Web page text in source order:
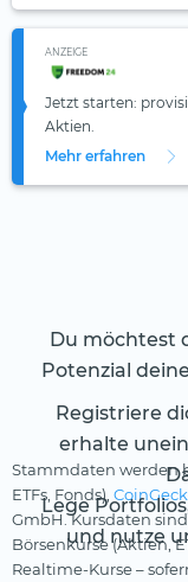
ANZEIGE
Jetzt starten:
Aktien.
Mehr erfahren
Du möchtest
Potenzial
Registriere
erhalte
Lege
und nutze
Stammdaten werden
ETFs, Fonds),
GmbH. Kursdaten
Börsenkurse (Aktien,
Realtime-Kurse –